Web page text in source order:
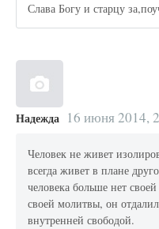
Слава Богу и старцу
Надежда 16 июня 2014,
Человек не живет
всегда живет в плане
человека больше нет
своей молитвы, он
внутренней свободой.